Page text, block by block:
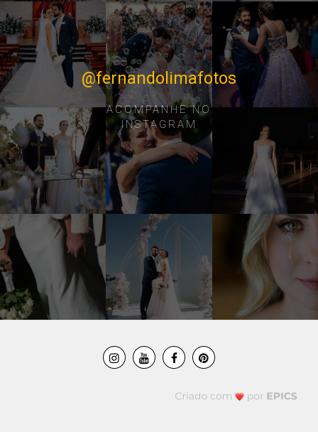
@fernandolimafotos
ACOMPANHE NO
INSTAGRAM